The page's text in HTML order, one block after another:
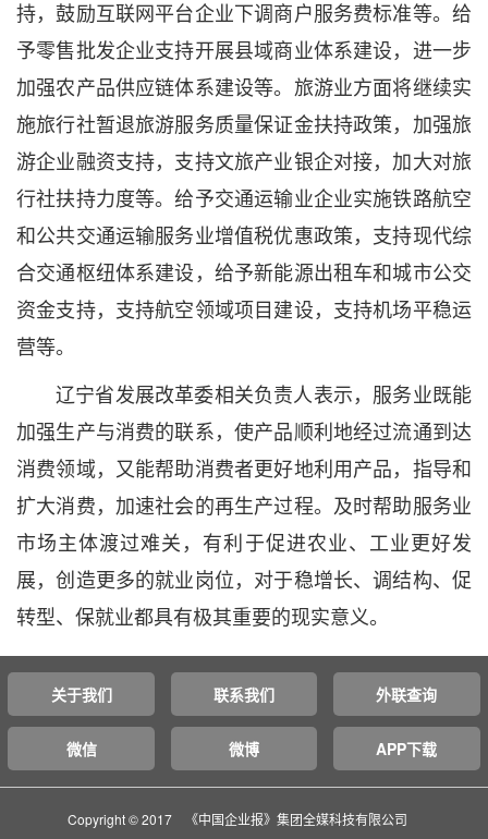
持，鼓励互联网平台企业下调商户服务费标准等。给
予零售批发企业支持开展县域商业体系建设，进一步
加强农产品供应链体系建设等。旅游业方面将继续实
施旅行社暂退旅游服务质量保证金扶持政策，加强旅
游企业融资支持，支持文旅产业银企对接，加大对旅
行社扶持力度等。给予交通运输业企业实施铁路航空
和公共交通运输服务业增值税优惠政策，支持现代综
合交通枢纽体系建设，给予新能源出租车和城市公交
资金支持，支持航空领域项目建设，支持机场平稳运
营等。
辽宁省发展改革委相关负责人表示，服务业既能
加强生产与消费的联系，使产品顺利地经过流通到达
消费领域，又能帮助消费者更好地利用产品，指导和
扩大消费，加速社会的再生产过程。及时帮助服务业
市场主体渡过难关，有利于促进农业、工业更好发
展，创造更多的就业岗位，对于稳增长、调结构、促
转型、保就业都具有极其重要的现实意义。
关于我们 联系我们 外联查询
微信 微博 APP下载
Copyright © 2017 《中国企业报》集团全媒科技有限公司